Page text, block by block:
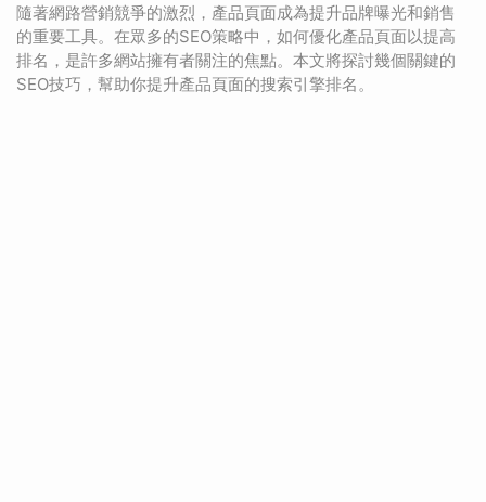
隨著網路營銷競爭的激烈，產品頁面成為提升品牌曝光和銷售
的重要工具。在眾多的SEO策略中，如何優化產品頁面以提高
排名，是許多網站擁有者關注的焦點。本文將探討幾個關鍵的
SEO技巧，幫助你提升產品頁面的搜索引擎排名。